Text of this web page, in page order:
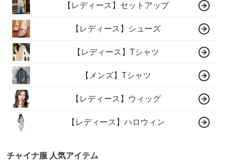
【レディース】セットアップ
【レディース】シューズ
【レディース】Tシャツ
【メンズ】Tシャツ
【レディース】ウィッグ
【レディース】ハロウィン
チャイナ服 人気アイテム